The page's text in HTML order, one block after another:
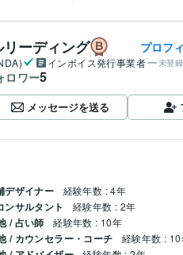
ーディング プロフ
インボイス発行事業者 未登録
ロワー5
メッセージを送る
デザイナー 経験年数 : 4年
ンサルタント 経験年数 : 2年
/ 占い師 経験年数 : 10年
/ カウンセラー・コーチ 経験年数 :